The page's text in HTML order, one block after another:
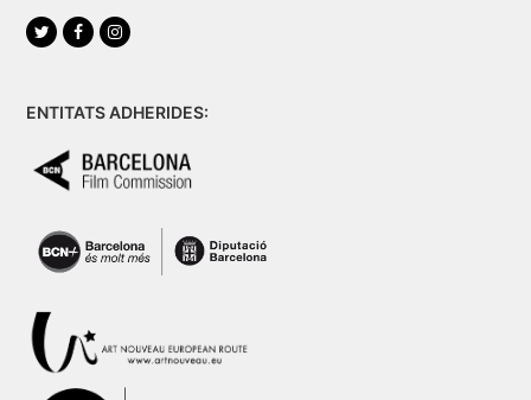
TwitterFacebookInstagram
ENTITATS ADHERIDES: